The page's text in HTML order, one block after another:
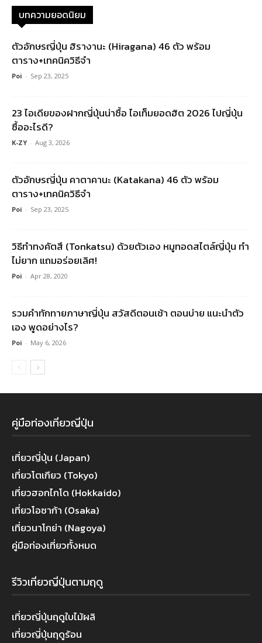
บทความยอดนิยม
ตัวอักษรญี่ปุ่น ฮิรางานะ (Hiragana) 46 ตัว พร้อม
ตาราง+เทคนิควิธีจำ
Poi - Sep 23, 2025
23 ไอเดียของฝากญี่ปุ่นน่าซื้อ ไอเท็มยอดฮิต 2026 ไปญี่ปุ่น
ซื้ออะไรดี?
K-ZY - Aug 3, 2026
ตัวอักษรญี่ปุ่น คาตาคานะ (Katakana) 46 ตัว พร้อม
ตาราง+เทคนิควิธีจำ
Poi - Sep 23, 2025
วิธีทำทงคัตสึ (Tonkatsu) ด้วยตัวเอง หมูทอดสไตล์ญี่ปุ่น ทำ
ไม่ยาก แถมอร่อยเลิศ!
Poi - Apr 28, 2020
รวมคําทักทายภาษาญี่ปุ่น สวัสดีตอนเช้า ตอนบ่าย แนะนำตัว
เอง พูดอย่างไร?
Poi - May 6, 2026
คู่มือท่องเที่ยวญี่ปุ่น
เที่ยวญี่ปุ่น (Japan)
เที่ยวโตเกียว (Tokyo)
เที่ยวฮอกไกโด (Hokkaido)
เที่ยวโอซาก้า (Osaka)
เที่ยวนาโกย่า (Nagoya)
คู่มือท่องเที่ยวทั้งหมด
รีวิวเที่ยวญี่ปุ่นตามฤดู
เที่ยวญี่ปุ่นฤดูใบไม้ผลิ
เที่ยวญี่ปุ่นฤดูร้อน